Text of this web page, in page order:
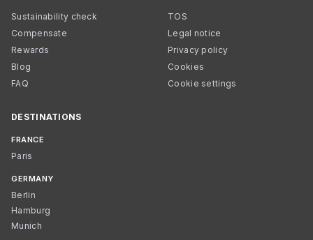
Sustainability check
Compensate
Rewards
Blog
FAQ
TOS
Legal notice
Privacy policy
Cookies
Cookie settings
DESTINATIONS
FRANCE
Paris
GERMANY
Berlin
Hamburg
Munich